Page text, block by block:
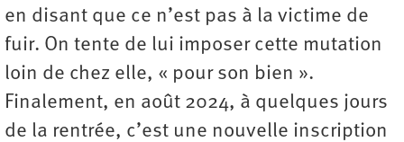
en disant que ce n’est pas à la victime de
fuir. On tente de lui imposer cette mutation
loin de chez elle, « pour son bien ».
Finalement, en août 2024, à quelques jours
de la rentrée, c’est une nouvelle inscription